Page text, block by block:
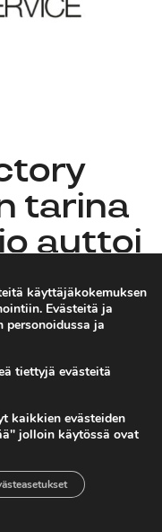
Hae
tarina
auttoi
Asiakastarinat
pintakäsittelyyn
kokemus
käyttäjäkokemuksen
Evästeitä ja
ja
tiettyjä evästeitä
kaikkien evästeiden
jolloin käytössä ovat